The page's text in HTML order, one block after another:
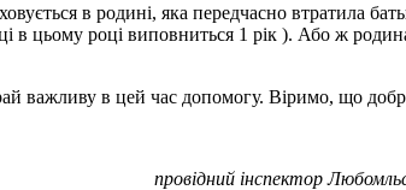
в родині, яка передчасно втратила
в цьому році виповниться 1 рік ). Або ж
важливу в цей час допомогу. Віримо, що
провідний інспектор